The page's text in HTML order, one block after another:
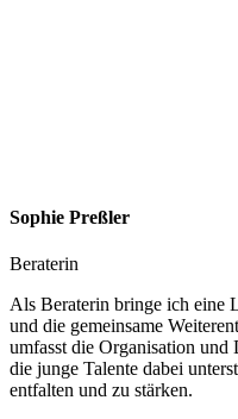
Sophie Preßler
Beraterin
Als Beraterin bringe ich eine
und die gemeinsame
umfasst die Organisation
die junge Talente dabei
entfalten und zu stärken.